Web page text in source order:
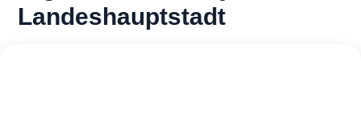
Landeshauptstadt